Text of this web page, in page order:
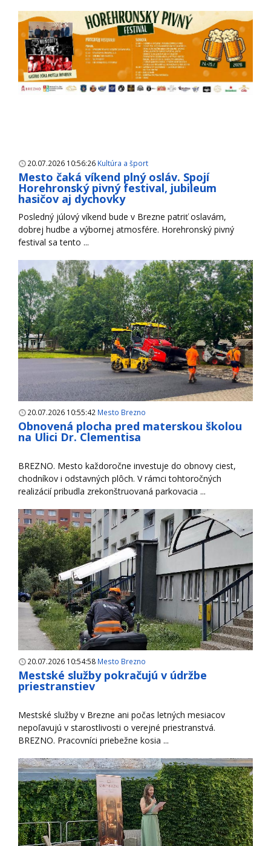
20.07.2026 10:56:26 Kultúra a šport
Mesto čaká víkend plný osláv. Spojí
Horehronský pivný festival, jubileum
hasičov aj dychovky
Posledný júlový víkend bude v Brezne patriť oslavám,
dobrej hudbe a výbornej atmosfére. Horehronský pivný
festival sa tento ...
20.07.2026 10:55:42 Mesto Brezno
Obnovená plocha pred materskou školou
na Ulici Dr. Clementisa
BREZNO. Mesto každoročne investuje do obnovy ciest,
chodníkov i odstavných plôch. V rámci tohtoročných
realizácií pribudla zrekonštruovaná parkovacia ...
20.07.2026 10:54:58 Mesto Brezno
Mestské služby pokračujú v údržbe
priestranstiev
Mestské služby v Brezne ani počas letných mesiacov
nepoľavujú v starostlivosti o verejné priestranstvá.
BREZNO. Pracovníci priebežne kosia ...